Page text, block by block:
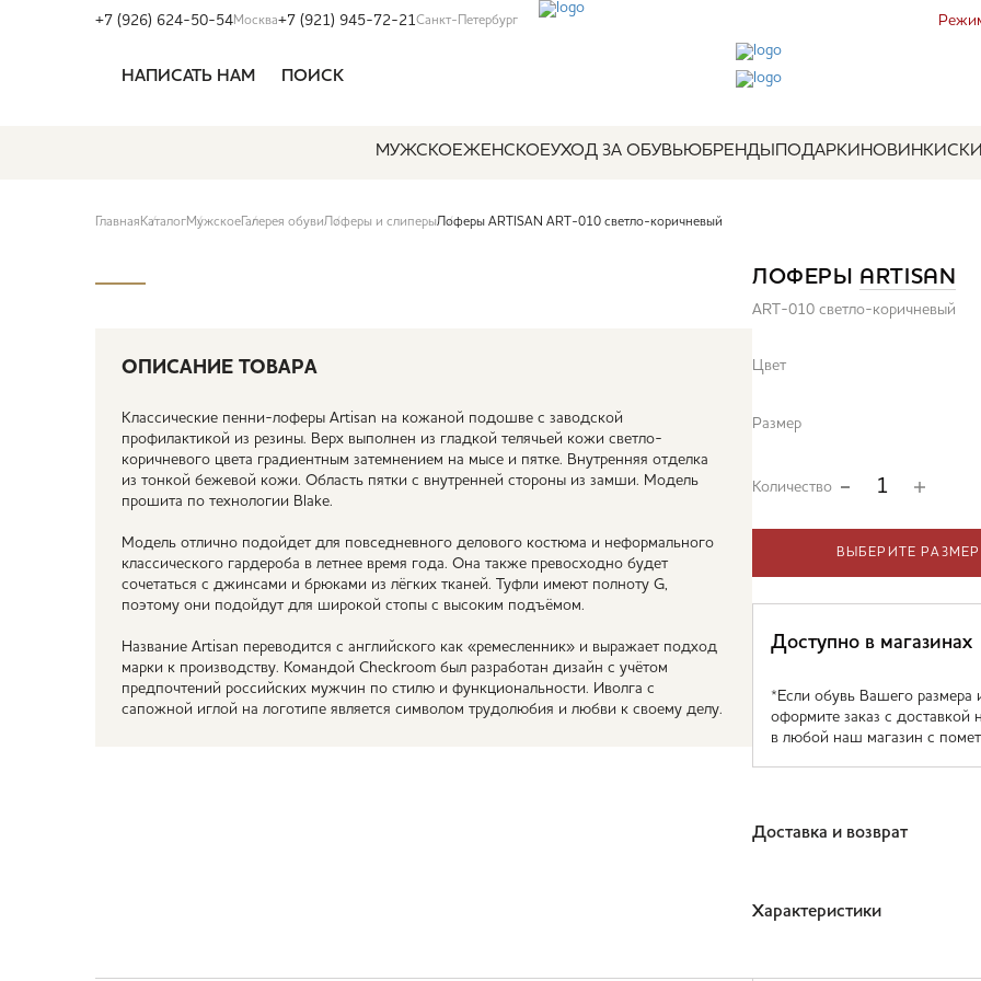
+7 (926) 624-50-54Москва+7 (921) 945-72-21Санкт-Петербург
НАПИСАТЬ НАМ ПОИСК
МУЖСКОЕЖЕНСКОЕУХОД ЗА ОБУВЬЮБРЕНДЫ ПОДАРКИ НОВИНКИ
Главная КаталогМужское Галерея обувиЛоферы и слиперыЛоферы ARTISAN ART-010 светло-коричневый
ОПИСАНИЕ ТОВАРА
Классические пенни-лоферы Artisan на кожаной подошве с заводской
профилактикой из резины. Верх выполнен из гладкой телячьей кожи светло-
коричневого цвета градиентным затемнением на мысе и пятке. Внутренняя отделка
из тонкой бежевой кожи. Область пятки с внутренней стороны из замши. Модель
прошита по технологии Blake.
Модель отлично подойдет для повседневного делового костюма и неформального
классического гардероба в летнее время года. Она также превосходно будет
сочетаться с джинсами и брюками из лёгких тканей. Туфли имеют полноту G,
поэтому они подойдут для широкой стопы с высоким подъёмом.
Название Artisan переводится с английского как «ремесленник» и выражает подход
марки к производству. Командой Checkroom был разработан дизайн с учётом
предпочтений российских мужчин по стилю и функциональности. Иволга с
сапожной иглой на логотипе является символом трудолюбия и любви к своему делу.
ЛОФЕРЫ ARTISAN
ART-010 светло-коричневый
Цвет
Размер
Количество
ВЫБЕРИТЕ РАЗМЕР
Доступно в магазинах
*Если обувь Вашего размера
оформите заказ с
в любой наш магазин с
Доставка и возврат
Характеристики